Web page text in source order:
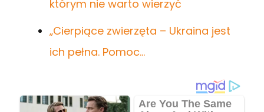
którym nie warto wierzyć
„Cierpiące zwierzęta – Ukraina jest
ich pełna. Pomoc…